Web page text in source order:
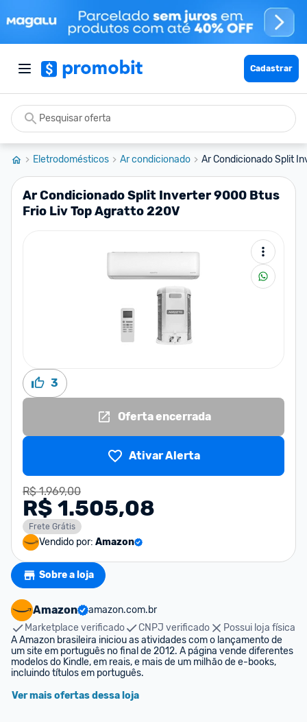
Cadastrar
Eletrodomésticos Ar condicionado Ar Condicionado Split
Ar Condicionado Split Inverter 9000 Btus
Frio Liv Top Agratto 220V
3
Oferta encerrada
Ativar Alerta
R$ 1.969,00
R$ 1.505,08
Frete Grátis
Vendido por: Amazon
Sobre a loja
Amazon
amazon.com.br
Marketplace verificado
CNPJ verificado
Possui loja física
A Amazon brasileira iniciou as atividades com o lançamento de
um site em português no final de 2012. A página vende diferentes
modelos do Kindle, em reais, e mais de um milhão de e-books,
incluindo títulos em português.
Ver mais ofertas dessa loja